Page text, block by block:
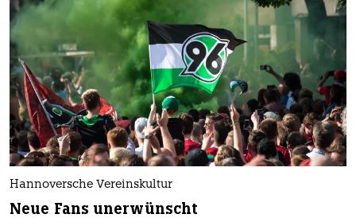
Hannoversche Vereinskultur
Neue Fans unerwünscht